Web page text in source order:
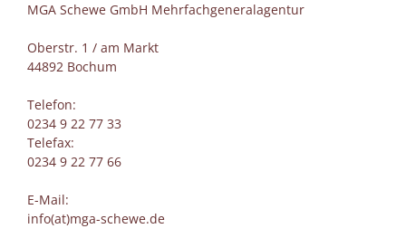
MGA Schewe GmbH Mehrfachgeneralagentur
Oberstr. 1 / am Markt
44892 Bochum
Telefon:
0234 9 22 77 33
Telefax:
0234 9 22 77 66
E-Mail:
info(at)mga-schewe.de